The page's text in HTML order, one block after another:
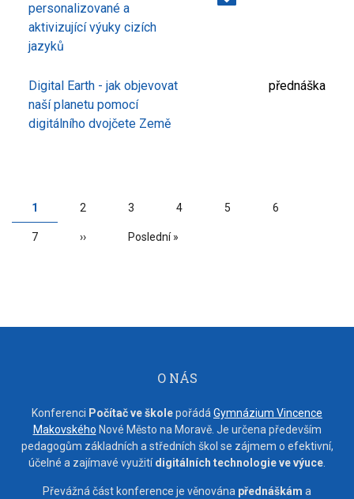
personalizované a
aktivizující výuky cizích
jazyků
Digital Earth - jak objevovat
naší planetu pomocí
digitálního dvojčete Země
přednáška
PAGINATION
Aktuální
stránka
1 Page
2 Page
3 Page
4 Page
5 Page
6
Page
7
Následující
››
Poslední
Poslední »
O NÁS
Konferenci Počítač ve školepořádáGymnázium Vincence
Makovského Nové Město na Moravě. Je určena především
pedagogům základních a středních škol se zájmem o efektivní,
účelné a zajímavé využitídigitálních technologie ve výuce.
Převážná část konference je věnována přednáškám a